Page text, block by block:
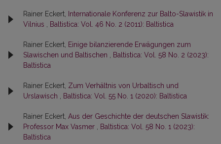
Rainer Eckert,
Internationale Konferenz zur Balto-Slawistik in
Vilnius
Baltistica: Vol. 46 No. 2 (2011): Baltistica
Rainer Eckert, Einige bilanzierende Erwägungen zum
Slawischen und Baltischen
Baltistica: Vol. 58 No. 2 (2023):
Baltistica
Rainer Eckert, Zum Verhältnis von Urbaltisch und
Urslawisch
Baltistica: Vol. 55 No. 1 (2020): Baltistica
Rainer Eckert, Aus der Geschichte der deutschen Slawistik:
Professor Max Vasmer
Baltistica: Vol. 58 No. 1 (2023):
Baltistica